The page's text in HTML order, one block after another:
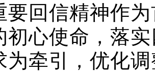
要回信精神作
初心使命，落
为牵引，优化